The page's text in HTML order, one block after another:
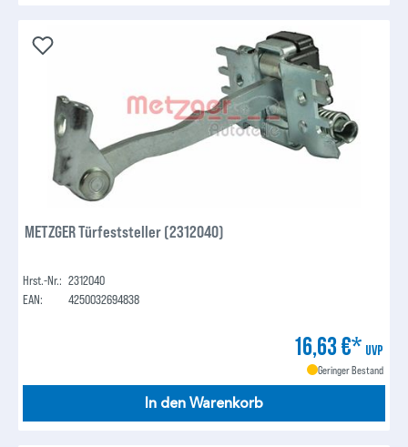
METZGER Türfeststeller (2312040)
Hrst.-Nr.: 2312040
EAN:
4250032694838
16,63 €* UVP
Geringer Bestand
In den Warenkorb